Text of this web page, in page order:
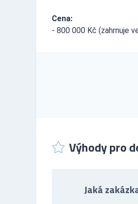
Cena:
- 800 000 Kč (zahrnuje
Výhody pro
Jaká